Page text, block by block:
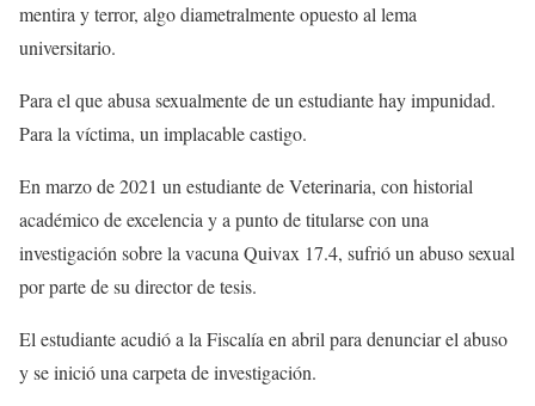
mentira y terror, algo diametralmente opuesto al lema
universitario.
Para el que abusa sexualmente de un estudiante hay impunidad.
Para la víctima, un implacable castigo.
En marzo de 2021 un estudiante de Veterinaria, con historial
académico de excelencia y a punto de titularse con una
investigación sobre la vacuna Quivax 17.4, sufrió un abuso sexual
por parte de su director de tesis.
El estudiante acudió a la Fiscalía en abril para denunciar el abuso
y se inició una carpeta de investigación.